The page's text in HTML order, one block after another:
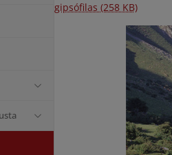
gipsófilas (258 KB)